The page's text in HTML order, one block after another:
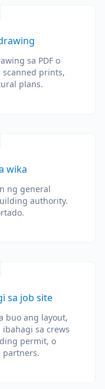
sa PDF o
scanned prints,
plans.
wika
ng general
authority.
sa job site
buo ang layout,
sa crews
permit, o
partners.